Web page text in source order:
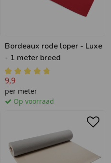
Bordeaux rode loper - Luxe
- 1 meter breed
9,9
per meter
Op voorraad